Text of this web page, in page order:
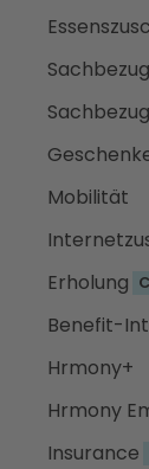
Mobilität
Erholung
Benefit-
Hrmony+
Hrmony
Insurance